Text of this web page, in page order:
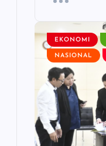
EKONOMI
NASIONAL